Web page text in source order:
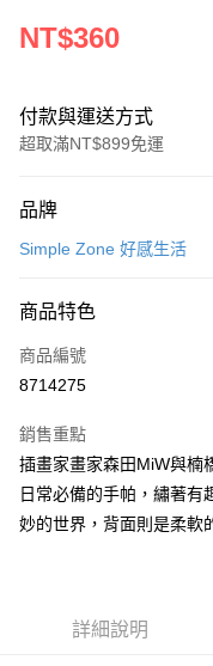
NT$360
付款與運送方式
超取滿NT$899免運
信用卡一次付款
Apple Pay
街口支付
Google Pay
全盈+PAY
大哥付你分期
2.付款方式選擇「大哥付你
相關說明
品牌
Simple Zone 好感生活
商品特色
商品編號
8714275
銷售重點
插畫家畫家森田MiW與楠
日常必備的手帕，繡著有
妙的世界，背面則是柔軟
詳細說明